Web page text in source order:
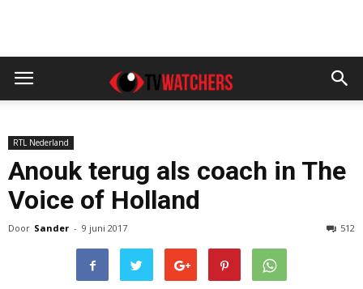
RTL Nederland
Anouk terug als coach in The
Voice of Holland
Door Sander - 9 juni 2017 512